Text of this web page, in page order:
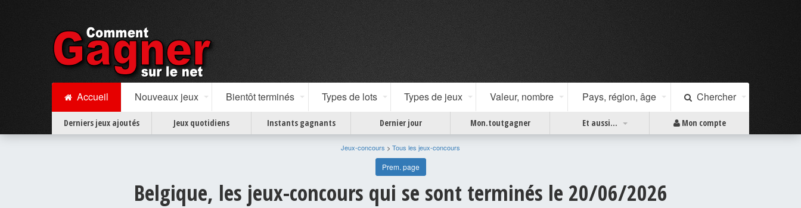
Accueil Nouveaux jeux Bientôt terminés Types de lots Types de jeux Valeur, nombre Pays, région, âge Chercher
Derniers jeux ajoutés Jeux quotidiens Instants gagnants Dernier jour Mon.toutgagner Et aussi... Mon compte
Jeux-concours > Tous les jeux-concours
Prem. page
Belgique, les jeux-concours qui se sont terminés le 20/06/2026